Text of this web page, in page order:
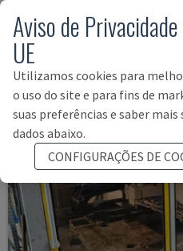
Aviso de
UE
Utilizamos cookies para
o uso do site e para fins de
suas preferências e saber
dados abaixo.
CONFIGURAÇÕES DE